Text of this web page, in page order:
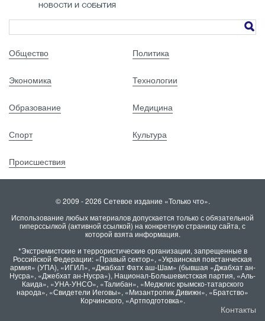
Общество Политика
Экономика Технологии
Образование Медицина
Спорт Культура
Происшествия
© 2009 - 2026 Сетевое издание «Только что».
Использование любых материалов допускается только с обязательной
гиперссылкой (активной ссылкой) на конкретную страницу сайта, с
которой взята информация.
*Экстремистские и террористические организации, запрещенные в
Российской Федерации: «Правый сектор», «Украинская повстанческая
армия» (УПА), «ИГИЛ», «Джабхат Фатх аш-Шам» (бывшая «Джабхат ан-
Нусра», «Джебхат ан-Нусра»), Национал-Большевистская партия, «Аль-
Каида», «УНА-УНСО», «Талибан», «Меджлис крымско-татарского
народа», «Свидетели Иеговы», «Мизантропик Дивижн», «Братство»
Корчинского, «Артподготовка».
Контакты